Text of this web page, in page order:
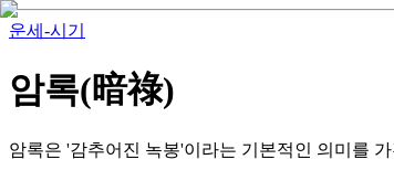
운세-시기
암록(暗祿)
암록은 '감추어진 녹봉'이라는 기본적인 의미를